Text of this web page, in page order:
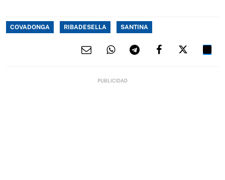
COVADONGA RIBADESELLA SANTINA